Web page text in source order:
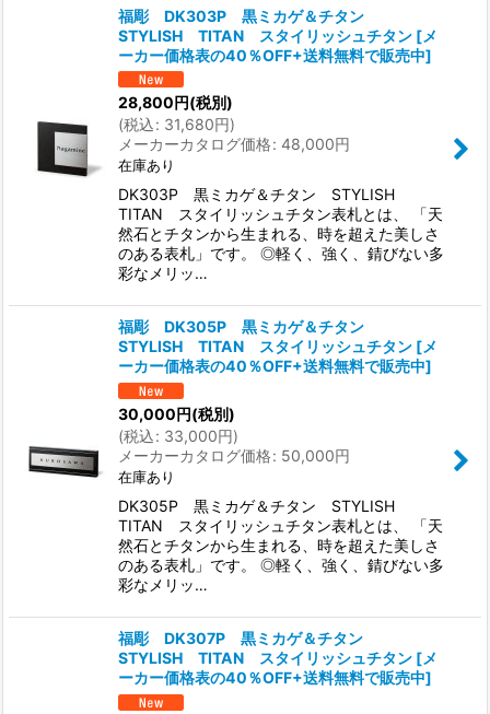
福彫 DK303P 黒ミカゲ＆チタン
STYLISH TITAN スタイリッシュチタン [メ
ーカー価格表の40％OFF+送料無料で販売中]
28,800円(税別)
(税込: 31,680円)
メーカーカタログ価格: 48,000円
在庫あり
DK303P 黒ミカゲ＆チタン STYLISH
TITAN スタイリッシュチタン表札とは、 「天
然石とチタンから生まれる、時を超えた美しさ
のある表札」です。 ◎軽く、強く、錆びない多
彩なメリッ…
福彫 DK305P 黒ミカゲ＆チタン
STYLISH TITAN スタイリッシュチタン [メ
ーカー価格表の40％OFF+送料無料で販売中]
30,000円(税別)
(税込: 33,000円)
メーカーカタログ価格: 50,000円
在庫あり
DK305P 黒ミカゲ＆チタン STYLISH
TITAN スタイリッシュチタン表札とは、 「天
然石とチタンから生まれる、時を超えた美しさ
のある表札」です。 ◎軽く、強く、錆びない多
彩なメリッ…
福彫 DK307P 黒ミカゲ＆チタン
STYLISH TITAN スタイリッシュチタン [メ
ーカー価格表の40％OFF+送料無料で販売中]